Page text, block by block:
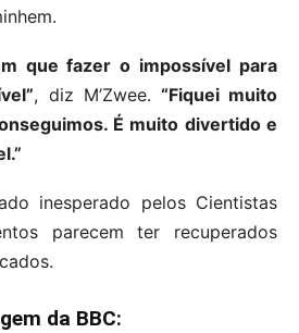
que fazer o impossível para
, diz M’Zwee. “Fiquei muito
É muito divertido e
inesperado pelos Cientistas
parecem ter recuperados
da BBC: